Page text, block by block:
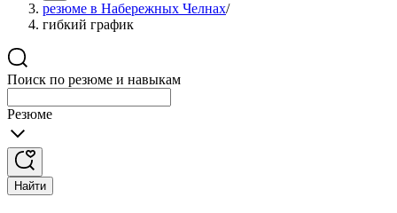
резюме в Набережных Челнах/
гибкий график
Поиск по резюме и навыкам
Резюме
Найти